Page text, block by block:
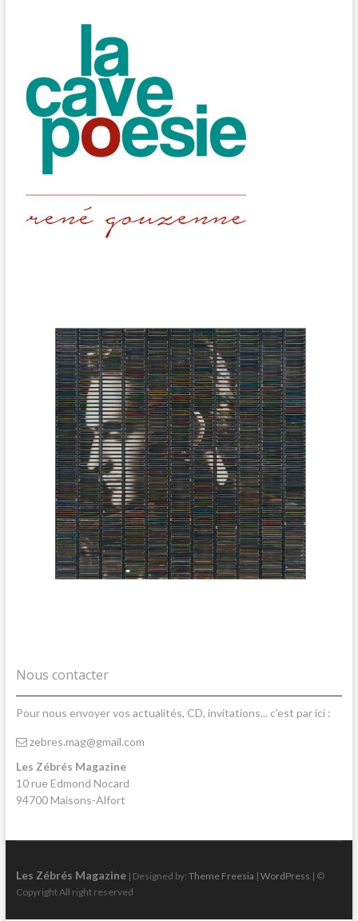
Nous contacter
Pour nous envoyer vos actualités, CD, invitations... c'est par ici :
zebres.mag@gmail.com
Les Zébrés Magazine
10 rue Edmond Nocard
94700 Maisons-Alfort
Les Zébrés Magazine| Designed by: Theme Freesia | WordPress | ©
Copyright All right reserved